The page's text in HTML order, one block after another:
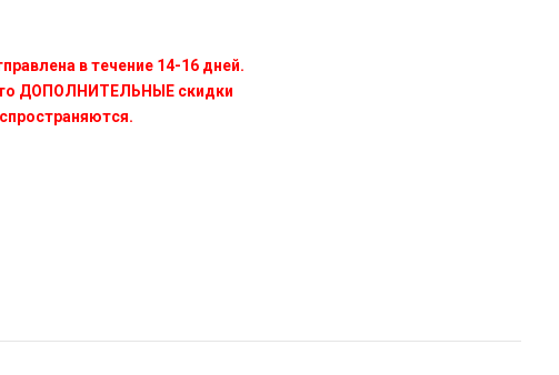
в течение 14-16 дней.
ДОПОЛНИТЕЛЬНЫЕ скидки